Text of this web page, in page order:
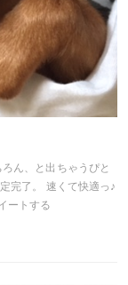
ん、と出ちゃうぴと
完了。 速くて快適っ♪
ートする